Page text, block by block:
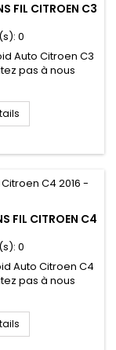
FIL CITROEN C3
0
Auto Citroen C3
pas à nous
!
FIL CITROEN C4
0
Auto Citroen C4
pas à nous
!